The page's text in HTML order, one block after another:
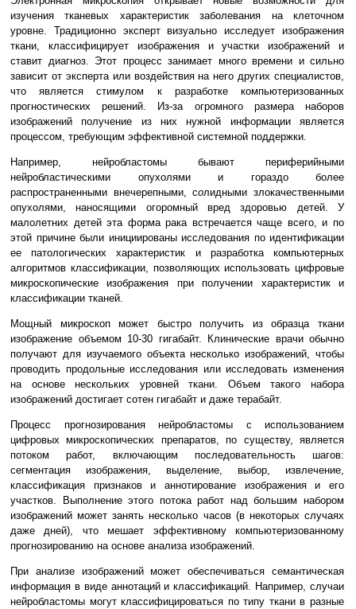
изучения тканевых характеристик заболевания на клеточном
уровне. Традиционно эксперт визуально исследует изображения
ткани, классифицирует изображения и участки изображений и
ставит диагноз. Этот процесс занимает много времени и сильно
зависит от эксперта или воздействия на него других специалистов,
что является стимулом к разработке компьютеризованных
прогностических решений. Из-за огромного размера наборов
изображений получение из них нужной информации является
процессом, требующим эффективной системной поддержки.
Например, нейробластомы бывают периферийными
нейробластическими опухолями и гораздо более
распространенными внечерепными, солидными злокачественными
опухолями, наносящими огоромный вред здоровью детей. У
малолетних детей эта форма рака встречается чаще всего, и по
этой причине были инициированы исследования по идентификации
ее патологических характеристик и разработка компьютерных
алгоритмов классификации, позволяющих использовать цифровые
микроскопические изображения при получении характеристик и
классификации тканей.
Мощный микроскоп может быстро получить из образца ткани
изображение объемом 10-30 гигабайт. Клинические врачи обычно
получают для изучаемого объекта несколько изображений, чтобы
проводить продольные исследования или исследовать изменения
на основе нескольких уровней ткани. Объем такого набора
изображений достигает сотен гигабайт и даже терабайт.
Процесс прогнозирования нейробластомы с использованием
цифровых микроскопических препаратов, по существу, является
потоком работ, включающим последовательность шагов:
сегментация изображения, выделение, выбор, извлечение,
классификация признаков и аннотирование изображения и его
участков. Выполнение этого потока работ над большим набором
изображений может занять несколько часов (в некоторых случаях
даже дней), что мешает эффективному компьютеризованному
прогнозированию на основе анализа изображений.
При анализе изображений может обеспечиваться семантическая
информация в виде аннотаций и классификаций. Например, случаи
нейробластомы могут классифицироваться по типу ткани в разные